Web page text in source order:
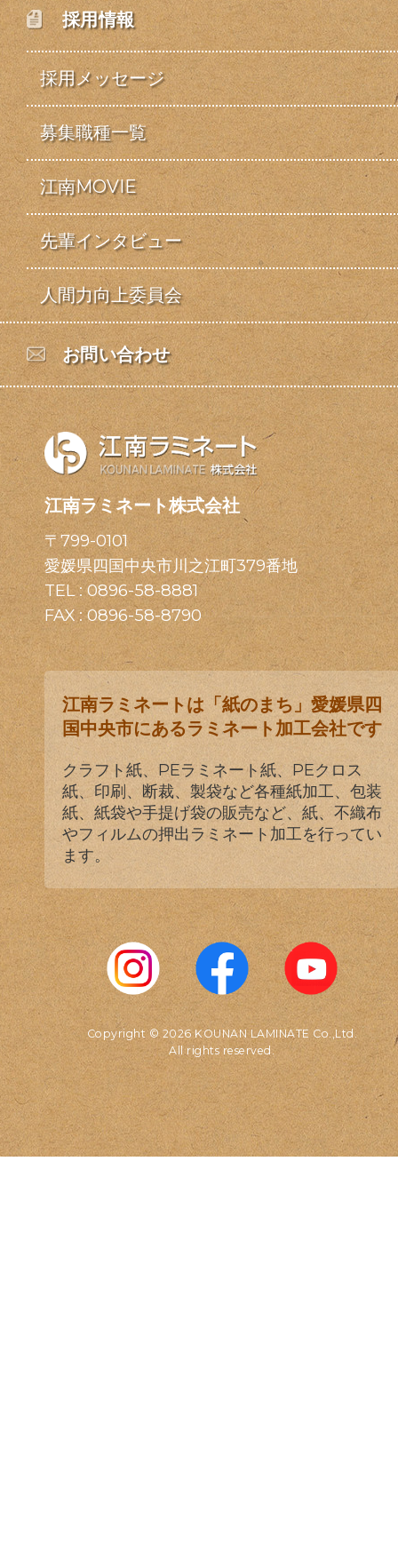
採用情報
採用メッセージ
募集職種一覧
江南MOVIE
先輩インタビュー
人間力向上委員会
お問い合わせ
江南ラミネート株式会社
〒799-0101
愛媛県四国中央市川之江町379番地
TEL :0896-58-8881
FAX : 0896-58-8790
江南ラミネートは「紙のまち」愛媛県四
国中央市にあるラミネート加工会社です
クラフト紙、PEラミネート紙、PEクロス
紙、印刷、断裁、製袋など各種紙加工、包装
紙、紙袋や手提げ袋の販売など、紙、不織布
やフィルムの押出ラミネート加工を行ってい
ます。
Copyright © 2026 KOUNAN LAMINATE Co.,Ltd.
All rights reserved.